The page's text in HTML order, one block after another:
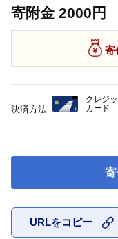
寄附金 2000円
寄
URLをコピー
決済方法
クレジ
カード